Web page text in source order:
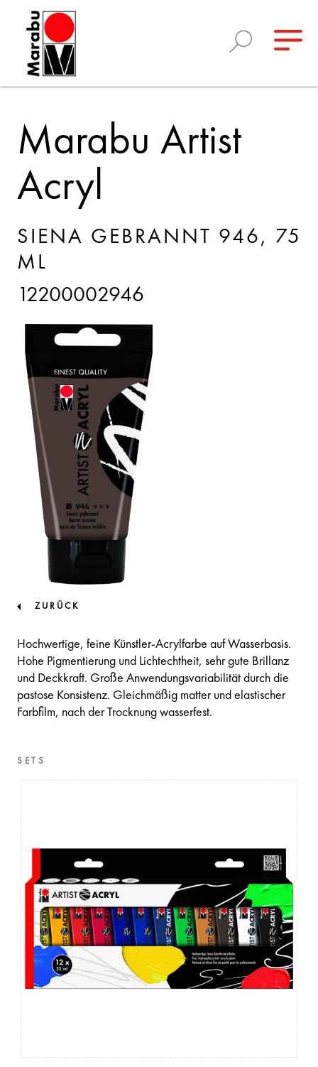
Marabu Artist
Acryl
SIENA GEBRANNT 946, 75
ML
12200002946
ZURÜCK
Hochwertige, feine Künstler-Acrylfarbe auf Wasserbasis.
Hohe Pigmentierung und Lichtechtheit, sehr gute Brillanz
und Deckkraft. Große Anwendungsvariabilität durch die
pastose Konsistenz. Gleichmäßig matter und elastischer
Farbfilm, nach der Trocknung wasserfest.
SETS